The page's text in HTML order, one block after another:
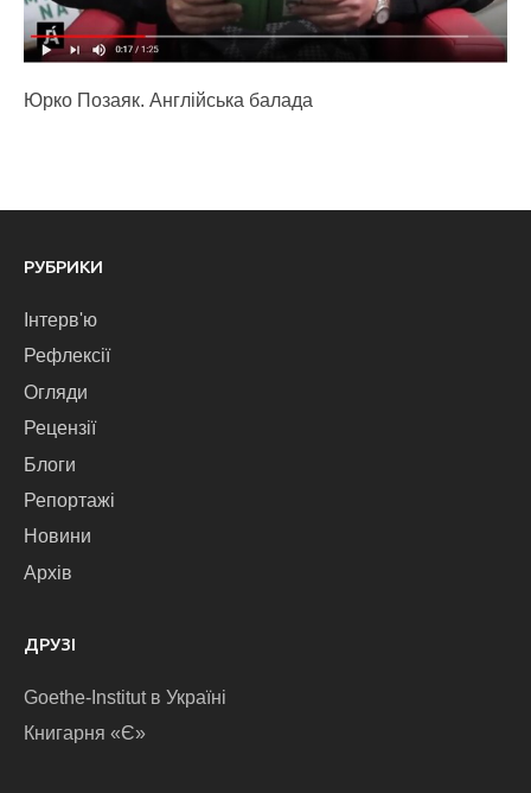
Юрко Позаяк. Англійська балада
РУБРИКИ
Інтерв'ю
Рефлексії
Огляди
Рецензії
Блоги
Репортажі
Новини
Архів
ДРУЗІ
Goethe-Institut в Україні
Книгарня «Є»